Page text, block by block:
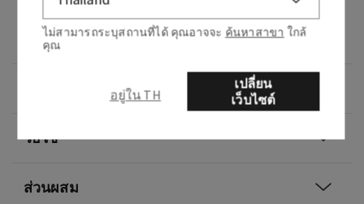
What it does: provides an ultra-relaxing soak for
a gentle and soothing bath.
วิธีใช้
ส่วนผสม
ไม่สามารถระบุสถานที่ได้ คุณอาจจะ ค้นหาสาขา ใกล้
คุณ
อยู่ใน TH
เปลี่ยน
เว็บไซต์